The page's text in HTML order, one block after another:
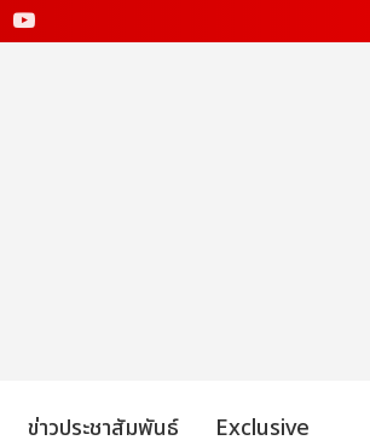
ข่าวประชาสัมพันธ์ Exclusive